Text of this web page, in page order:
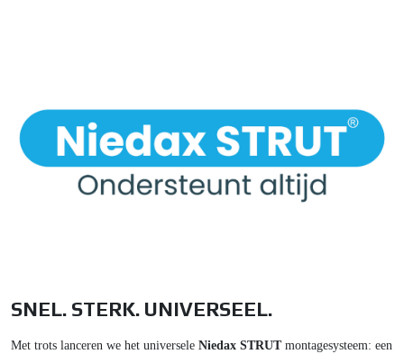
SNEL. STERK. UNIVERSEEL.
Met trots lanceren we het universele Niedax STRUT montagesysteem: een